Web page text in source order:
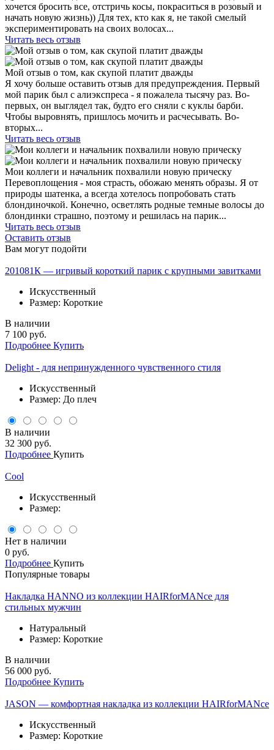
хочется бросить все, отстричь косы, покраситься в розовый и
начать новую жизнь)) Для тех, кто как я, не такой смелый
экспериментировать на своих волосах...
Читать весь отзыв
Мой отзыв о том, как скупой платит дважды
Я хочу больше оставить отзыв для предупреждения. Первый
мой парик был с алиэкспреса - я пожалела тысячу раз. Во-
первых, он выглядел так, будто его сняли с куклы барби.
Чтобы выровнять, пришлось мочить и расчесывать. Во-
вторых...
Читать весь отзыв
Мои коллеги и начальник похвалили новую прическу
Перевоплощения - моя страсть, обожаю менять образы. Я от
природы шатенка, а всегда хотелось попробовать стать
блондиночкой. Конечно, осветлять родные темные волосы до
блондинки страшно, поэтому и решилась на парик...
Читать весь отзыв
Оставить отзыв
Вам могут подойти
201081К — игривый короткий парик с крупными завитками
Искусственный
Размер: Короткие
В наличии
7 100 руб.
Подробнее Купить
Delight - для непринужденного чувственного стиля
Искусственный
Размер: До плеч
В наличии
32 300 руб.
Подробнее Купить
Cool
Искусственный
Размер:
Нет в наличии
0 руб.
Подробнее Купить
Популярные товары
Накладка HANNO из коллекции HAIRforMANce для
стильных мужчин
Натуральный
Размер: Короткие
В наличии
56 000 руб.
Подробнее Купить
JASON — комфортная накладка из коллекции HAIRforMANce
Искусственный
Размер: Короткие